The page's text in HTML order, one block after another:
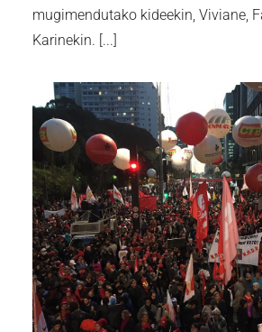
mugimendutako kideekin, Viviane,
Karinekin. [...]